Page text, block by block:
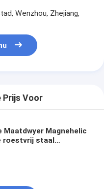
Wenzhou, Zhejiang,
Prijs Voor
Maatdwyer Magnehelic
roestvrij staal